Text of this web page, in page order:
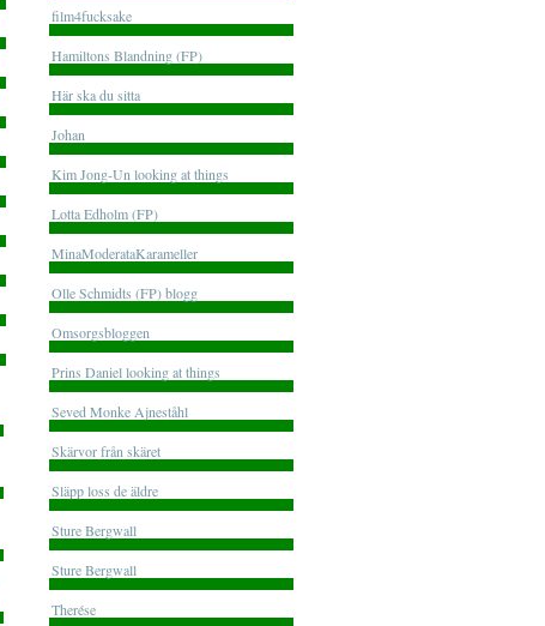
film4fucksake
Hamiltons Blandning (FP)
Här ska du sitta
Johan
Kim Jong-Un looking at things
Lotta Edholm (FP)
MinaModerataKarameller
Olle Schmidts (FP) blogg
Omsorgsbloggen
Prins Daniel looking at things
Seved Monke Ajneståhl
Skärvor från skäret
Släpp loss de äldre
Sture Bergwall
Sture Bergwall
Therése